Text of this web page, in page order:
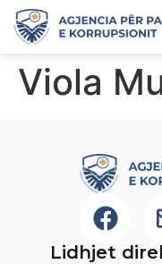
Viola
Lidhjet